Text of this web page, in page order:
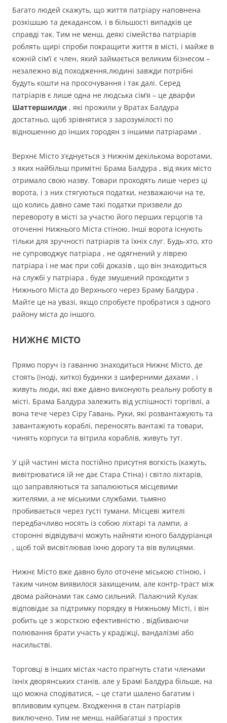
Багато людей скажуть, що життя патріару наповнена
розкішшю та декадансом, і в більшості випадків це
справді так. Тим не менш, деякі сімейства патріарів
роблять щирі спроби покращити життя в місті, і майже в
кожній сім’ї є член, який займається великим бізнесом –
незалежно від походження,людині завжди потрібні
будуть кошти на просочування і так далі. Серед
патріарів є лише одна не людська сім’я – це дварфи
Шаттершилди , які прожили у Вратах Балдура
достатньо, щоб зрівнятися з зарозумілості по
відношенню до інших городян з іншими патріарами .
Верхнє Місто з’єднується з Нижнім декількома воротами,
з яких найбільш примітні Брама Балдура , від яких місто
отримало свою назву. Товари проходять лише через ці
ворота, і з них стягуються податки, незважаючи на те,
що колись давно саме такі податки призвели до
перевороту в місті за участю його перших герцогів та
оточенні Нижнього Міста стіною. Інші ворота існують
тільки для зручності патріарів та їхніх слуг. Будь-хто, хто
не супроводжує патріара , не одягнений у ліврею
патріара і не має при собі доказів , що він знаходиться
на службі у патріара , буде змушений проходити з
Нижнього Міста до Верхнього через Браму Балдура .
Майте це на увазі, якщо спробуєте пробратися з одного
району міста до іншого.
НИЖНЄ МІСТО
Прямо поруч із гаванню знаходиться Нижнє Місто, де
стоять (іноді, хитко) будинки з шиферними дахами , і
живуть люди, які вже давно виконують реальну роботу в
місті. Брама Балдура залежить від успішності торгівлі, а
вона тече через Сіру Гавань. Руки, які розвантажують та
завантажують кораблі, переносять вантажі та товари,
чинять корпуси та вітрила кораблів, живуть тут.
У цій частині міста постійно присутня вогкість (кажуть,
вивітрюватися їй не дає Стара Стіна) і світло ліхтарів,
що заправляються та запалюються місцевими
жителями, а не міськими службами, тьмяно
пробивається через густі тумани. Місцеві жителі
передбачливо носять із собою ліхтарі та лампи, а
сторонні відвідувачі можуть найняти юного балдуріанця
, щоб той висвітлював їхню дорогу та вів вулицями.
Нижнє Місто вже давно було оточене міською стіною, і
таким чином виявилося захищеним, але контр-траст між
двома районами так само сильний. Палаючий Кулак
відповідає за підтримку порядку в Нижньому Місті, і він
робить це з жорсткою ефективністю , відбиваючи
полювання брати участь у крадіжці, вандалізмі або
насильстві.
Торговці в інших містах часто прагнуть стати членами
їхніх дворянських станів, але у Брамі Балдура більше, на
що можна сподіватися, – це стати шалено багатим і
впливовим купцем. Входження в стан патріарів
виключено. Тим не менш, найбагатші з простих